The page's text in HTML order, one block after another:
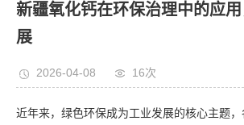
新疆氧化钙在环保治理中的应
展
2026-04-08 16次
近年来，绿色环保成为工业发展的核心主题，